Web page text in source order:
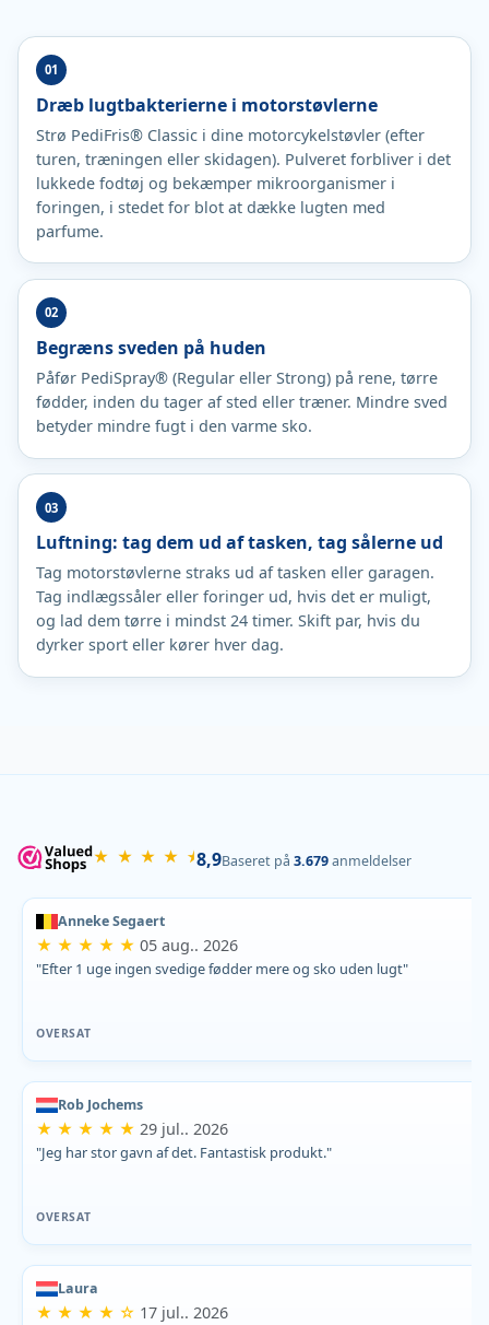
Dræb lugtbakterierne i motorstøvlerne
Strø PediFris® Classic i dine motorcykelstøvler (efter
turen, træningen eller skidagen). Pulveret forbliver i det
lukkede fodtøj og bekæmper mikroorganismer i
foringen, i stedet for blot at dække lugten med
parfume.
Begræns sveden på huden
Påfør PediSpray® (Regular eller Strong) på rene, tørre
fødder, inden du tager af sted eller træner. Mindre sved
betyder mindre fugt i den varme sko.
Luftning: tag dem ud af tasken, tag sålerne ud
Tag motorstøvlerne straks ud af tasken eller garagen.
Tag indlægssåler eller foringer ud, hvis det er muligt,
og lad dem tørre i mindst 24 timer. Skift par, hvis du
dyrker sport eller kører hver dag.
★ ★ ★ ★ ⯨8,9Baseret på 3.679anmeldelser
Anneke Segaert
★ ★ ★ ★ ★ 05 aug.. 2026
"Efter 1 uge ingen svedige fødder mere og sko uden lugt"
OVERSAT
Rob Jochems
★ ★ ★ ★ ★ 29 jul.. 2026
"Jeg har stor gavn af det. Fantastisk produkt."
OVERSAT
Laura
★ ★ ★ ★ ☆ 17 jul.. 2026